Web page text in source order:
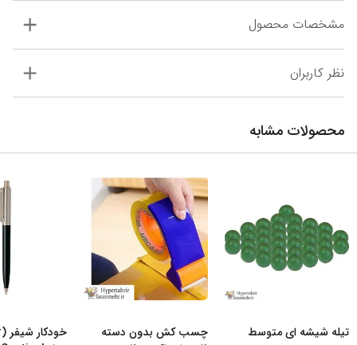
مشخصات محصول
نظر کاربران
محصولات مشابه
تیله شیشه ای متوسط
چسب کش بدون دسته